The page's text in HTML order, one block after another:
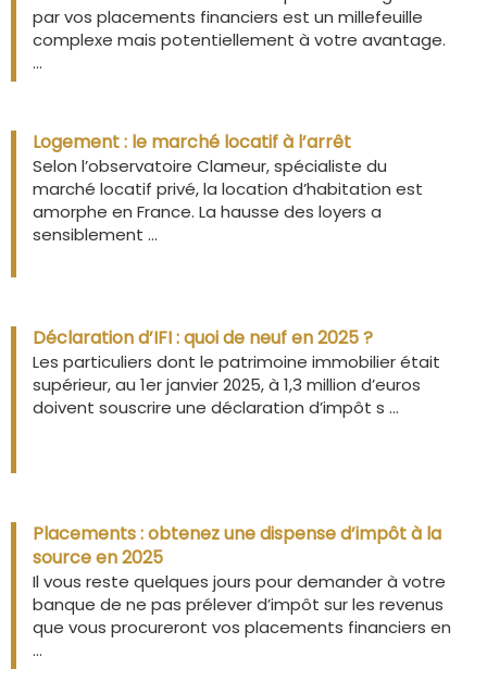
par vos placements financiers est un millefeuille
complexe mais potentiellement à votre avantage.
...
Logement : le marché locatif à l’arrêt
Selon l’observatoire Clameur, spécialiste du
marché locatif privé, la location d’habitation est
amorphe en France. La hausse des loyers a
sensiblement ...
Déclaration d’IFI : quoi de neuf en 2025 ?
Les particuliers dont le patrimoine immobilier était
supérieur, au 1er janvier 2025, à 1,3 million d’euros
doivent souscrire une déclaration d’impôt s ...
Placements : obtenez une dispense d’impôt à la
source en 2025
Il vous reste quelques jours pour demander à votre
banque de ne pas prélever d’impôt sur les revenus
que vous procureront vos placements financiers en
...